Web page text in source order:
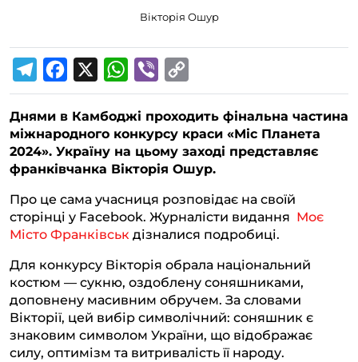
Вікторія Ошур
e
l
e
g
a
m
a
c
e
b
o
k
W
h
a
t
s
p
p
i
b
e
r
o
p
y
L
n
k
Днями в Камбоджі проходить фінальна частина
міжнародного конкурсу краси «Міс Планета
2024». Україну на цьому заході представляє
франківчанка Вікторія Ошур.
Про це сама учасниця розповідає на своїй
сторінці у Facebook. Журналісти видання Моє
Місто Франківськ дізналися подробиці.
Для конкурсу Вікторія обрала національний
костюм — сукню, оздоблену соняшниками,
доповнену масивним обручем. За словами
Вікторії, цей вибір символічний: соняшник є
знаковим символом України, що відображає
силу, оптимізм та витривалість її народу.